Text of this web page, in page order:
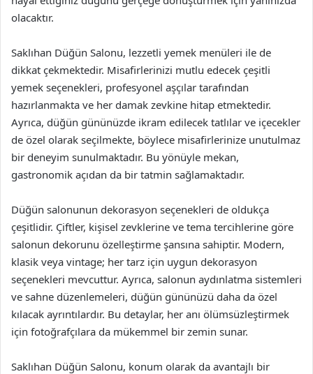
olacaktır.
Saklıhan Düğün Salonu, lezzetli yemek menüleri ile de
dikkat çekmektedir. Misafirlerinizi mutlu edecek çeşitli
yemek seçenekleri, profesyonel aşçılar tarafından
hazırlanmakta ve her damak zevkine hitap etmektedir.
Ayrıca, düğün gününüzde ikram edilecek tatlılar ve içecekler
de özel olarak seçilmekte, böylece misafirlerinize unutulmaz
bir deneyim sunulmaktadır. Bu yönüyle mekan,
gastronomik açıdan da bir tatmin sağlamaktadır.
Düğün salonunun dekorasyon seçenekleri de oldukça
çeşitlidir. Çiftler, kişisel zevklerine ve tema tercihlerine göre
salonun dekorunu özelleştirme şansına sahiptir. Modern,
klasik veya vintage; her tarz için uygun dekorasyon
seçenekleri mevcuttur. Ayrıca, salonun aydınlatma sistemleri
ve sahne düzenlemeleri, düğün gününüzü daha da özel
kılacak ayrıntılardır. Bu detaylar, her anı ölümsüzleştirmek
için fotoğrafçılara da mükemmel bir zemin sunar.
Saklıhan Düğün Salonu, konum olarak da avantajlı bir